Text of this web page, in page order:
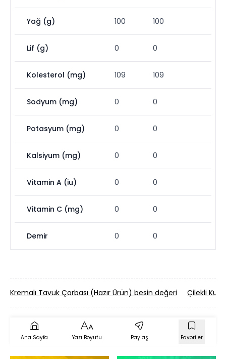
Yağ (g) 100 100
Lif (g) 0 0
Kolesterol (mg) 109 109
Sodyum (mg) 0 0
Potasyum (mg) 0 0
Kalsiyum (mg) 0 0
Vitamin A (iu) 0 0
Vitamin C (mg) 0 0
Demir 0 0
Kremalı Tavuk Çorbası (Hazır Ürün) besin değeri Çilekli Kup
Ana Sayfa Yazı Boyutu Paylaş Favoriler